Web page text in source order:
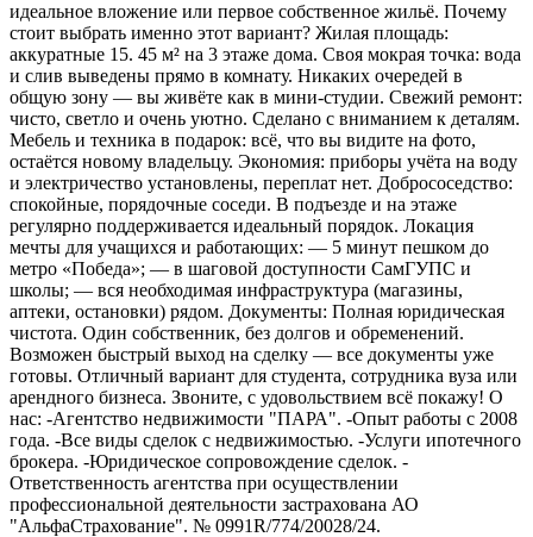
идеальное вложение или первое собственное жильё. Почему
стоит выбрать именно этот вариант? Жилая площадь:
аккуратные 15. 45 м² на 3 этаже дома. Своя мокрая точка: вода
и слив выведены прямо в комнату. Никаких очередей в
общую зону — вы живёте как в мини-студии. Свежий ремонт:
чисто, светло и очень уютно. Сделано с вниманием к деталям.
Мебель и техника в подарок: всё, что вы видите на фото,
остаётся новому владельцу. Экономия: приборы учёта на воду
и электричество установлены, переплат нет. Добрососедство:
спокойные, порядочные соседи. В подъезде и на этаже
регулярно поддерживается идеальный порядок. Локация
мечты для учащихся и работающих: — 5 минут пешком до
метро «Победа»; — в шаговой доступности СамГУПС и
школы; — вся необходимая инфраструктура (магазины,
аптеки, остановки) рядом. Документы: Полная юридическая
чистота. Один собственник, без долгов и обременений.
Возможен быстрый выход на сделку — все документы уже
готовы. Отличный вариант для студента, сотрудника вуза или
арендного бизнеса. Звоните, с удовольствием всё покажу! О
нас: -Агентство недвижимости "ПАРА". -Опыт работы с 2008
года. -Все виды сделок с недвижимостью. -Услуги ипотечного
брокера. -Юридическое сопровождение сделок. -
Ответственность агентства при осуществлении
профессиональной деятельности застрахована АО
"АльфаСтрахование". № 0991R/774/20028/24.